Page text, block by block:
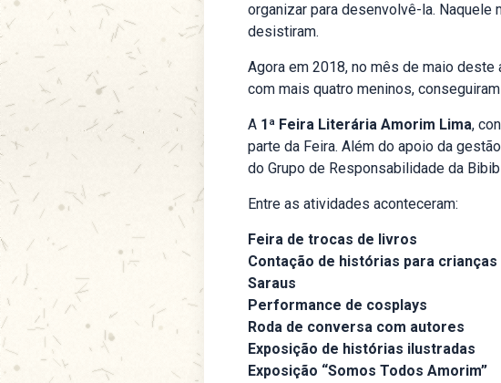
organizar para desenvolvê-la. Naquele
desistiram.
Agora em 2018, no mês de maio deste
com mais quatro meninos,
A 1ª Feira Literária Amorim Lima,
parte da Feira. Além do apoio da
do Grupo de Responsabilidade da
Entre as atividades aconteceram:
Feira de trocas de livros
Contação de histórias para crianças
Saraus
Performance de cosplays
Roda de conversa com autores
Exposição de histórias ilustradas
Exposição “Somos Todos Amorim”